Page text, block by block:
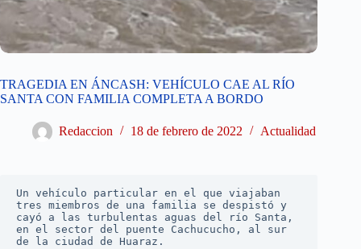
TRAGEDIA EN ÁNCASH: VEHÍCULO CAE AL RÍO
SANTA CON FAMILIA COMPLETA A BORDO
Redaccion 18 de febrero de 2022 Actualidad
Un vehículo particular en el que viajaban
tres miembros de una familia se despistó y
cayó a las turbulentas aguas del río Santa,
en el sector del puente Cachucucho, al sur
de la ciudad de Huaraz.